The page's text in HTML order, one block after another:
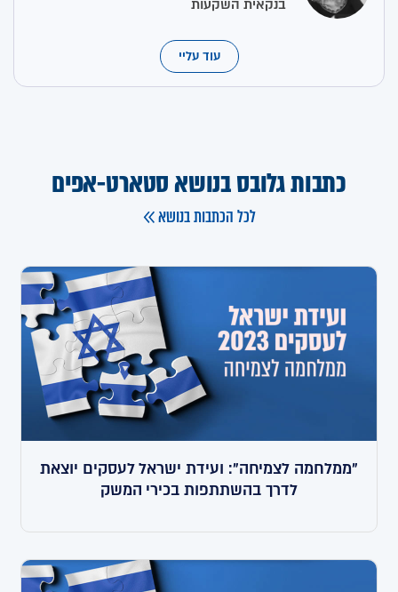
בנקאית השקעות
עוד עליי
כתבות גלובס בנושא סטארט-אפים
לכל הכתבות בנושא
"ממלחמה לצמיחה": ועידת ישראל לעסקים יוצאת
לדרך בהשתתפות בכירי המשק